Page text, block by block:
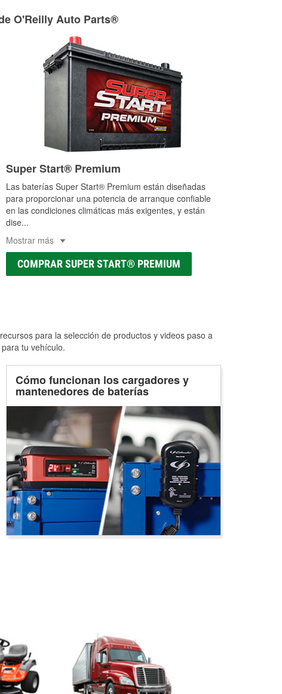
a la medida en tu tienda local
O'Reilly Auto Parts®
Super Start® Premium
Las baterías Super Start® Premium están diseñadas
para proporcionar una potencia de arranque confiable
en las condiciones climáticas más exigentes, y están
dise...
Mostrar más
COMPRAR SUPER START® PREMIUM
para la selección de productos y videos paso a
tu vehículo.
Cómo funcionan los cargadores y
mantenedores de baterías